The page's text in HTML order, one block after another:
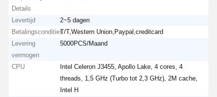
Details
Levertijd
2~5 dagen
BetalingsconditiesT/T,Western Union,Paypal,creditcard
Levering
vermogen
5000PCS/Maand
CPU
Intel Celeron J3455, Apollo Lake, 4 cores, 4
threads, 1,5 GHz (Turbo tot 2,3 GHz), 2M cache,
Intel H